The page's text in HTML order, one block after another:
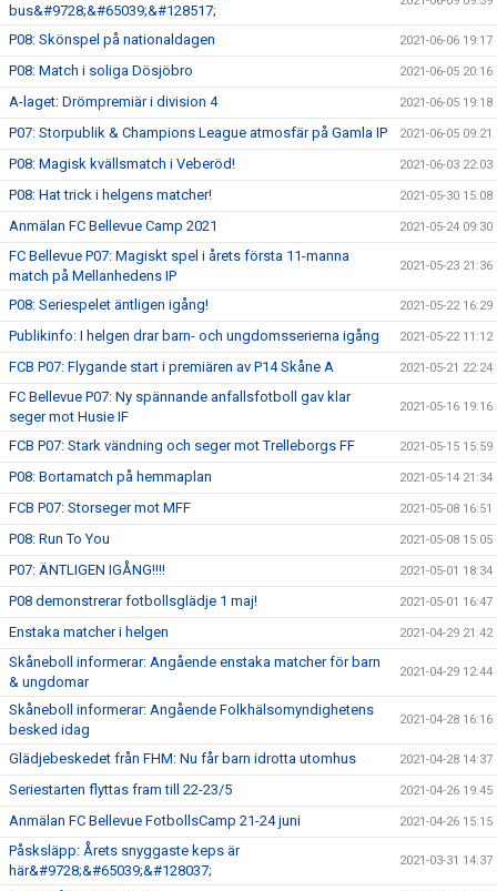
bus&#9728;&#65039;&#128517;
P08: Skönspel på nationaldagen 2021-06-06 19:17
P08: Match i soliga Dösjöbro 2021-06-05 20:16
A-laget: Drömpremiär i division 4 2021-06-05 19:18
P07: Storpublik & Champions League atmosfär på Gamla IP 2021-06-05 09:21
P08: Magisk kvällsmatch i Veberöd! 2021-06-03 22:03
P08: Hat trick i helgens matcher! 2021-05-30 15:08
Anmälan FC Bellevue Camp 2021 2021-05-24 09:30
FC Bellevue P07: Magiskt spel i årets första 11-manna
match på Mellanhedens IP
2021-05-23 21:36
P08: Seriespelet äntligen igång! 2021-05-22 16:29
Publikinfo: I helgen drar barn- och ungdomsserierna igång 2021-05-22 11:12
FCB P07: Flygande start i premiären av P14 Skåne A 2021-05-21 22:24
FC Bellevue P07: Ny spännande anfallsfotboll gav klar
seger mot Husie IF
2021-05-16 19:16
FCB P07: Stark vändning och seger mot Trelleborgs FF 2021-05-15 15:59
P08: Bortamatch på hemmaplan 2021-05-14 21:34
FCB P07: Storseger mot MFF 2021-05-08 16:51
P08: Run To You 2021-05-08 15:05
P07: ÄNTLIGEN IGÅNG!!!! 2021-05-01 18:34
P08 demonstrerar fotbollsglädje 1 maj! 2021-05-01 16:47
Enstaka matcher i helgen 2021-04-29 21:42
Skåneboll informerar: Angående enstaka matcher för barn
& ungdomar
2021-04-29 12:44
Skåneboll informerar: Angående Folkhälsomyndighetens
besked idag
2021-04-28 16:16
Glädjebeskedet från FHM: Nu får barn idrotta utomhus 2021-04-28 14:37
Seriestarten flyttas fram till 22-23/5 2021-04-26 19:45
Anmälan FC Bellevue FotbollsCamp 21-24 juni 2021-04-26 15:15
Påsksläpp: Årets snyggaste keps är
här&#9728;&#65039;&#128037;
2021-03-31 14:37